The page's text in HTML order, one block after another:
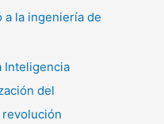
la ingeniería de
Inteligencia
del